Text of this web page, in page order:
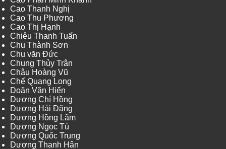
Cao Thanh Nghị
Cao Thu Phương
Cao Thị Hạnh
Chiêu Thanh Tuấn
Chu Thành Sơn
Chu văn Đức
Chung Thủy Trân
Châu Hoàng Vũ
Chế Quang Long
Doãn Văn Hiến
Dương Chí Hồng
Dương Hải Đăng
Dương Hồng Lãm
Dương Ngọc Tú
Dương Quốc Trung
Dương Thanh Hân